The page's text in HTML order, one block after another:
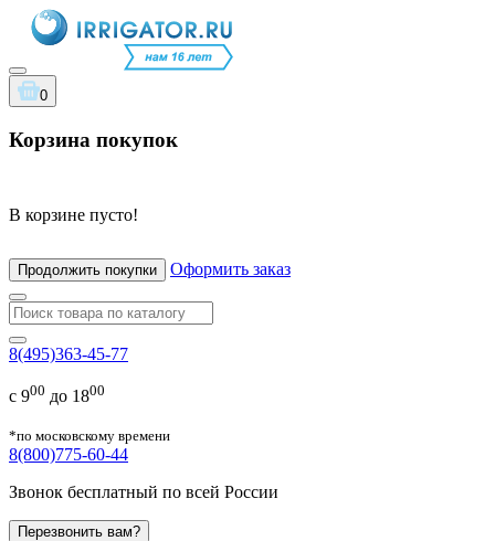
0
Корзина покупок
В корзине пусто!
Продолжить покупки Оформить заказ
8(495)363-45-77
с 900 до 1800
*по московскому времени
8(800)775-60-44
Звонок бесплатный по всей России
Перезвонить вам?